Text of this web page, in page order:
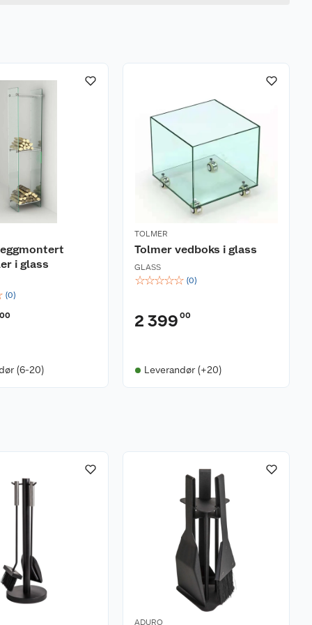
i glass
(0)
00
(6-20)
TOLMER
Tolmer vedboks i glass
GLASS
☆☆☆☆☆ (0)
2 399 00
Leverandør (+20)
ADURO